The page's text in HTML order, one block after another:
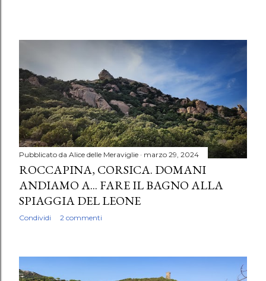
Pubblicato da Alice delle Meraviglie marzo 29, 2024
ROCCAPINA, CORSICA. DOMANI
ANDIAMO A... FARE IL BAGNO ALLA
SPIAGGIA DEL LEONE
Condividi 2 commenti